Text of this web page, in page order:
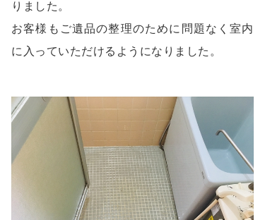
りました。
お客様もご遺品の整理のために問題なく室内
に入っていただけるようになりました。